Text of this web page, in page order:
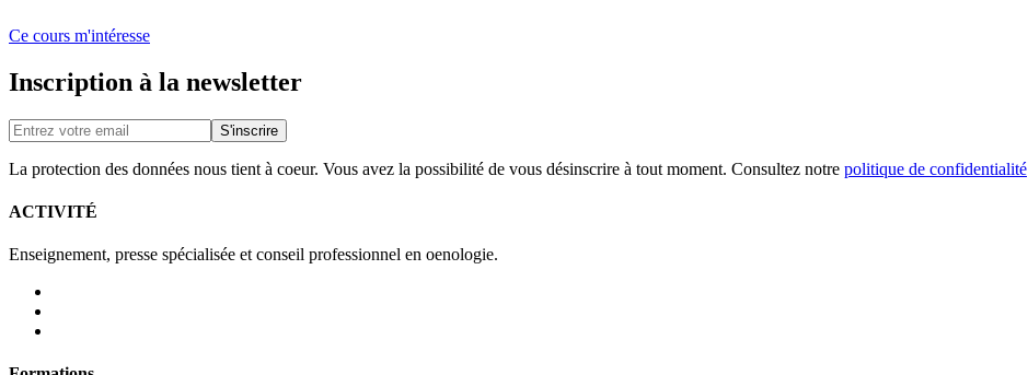
Ce cours m'intéresse
Inscription à la newsletter
La protection des données nous tient à coeur. Vous avez la possibilité de vous désinscrire à tout moment. Consultez notre politique de confidentialité
ACTIVITÉ
Enseignement, presse spécialisée et conseil professionnel en oenologie.